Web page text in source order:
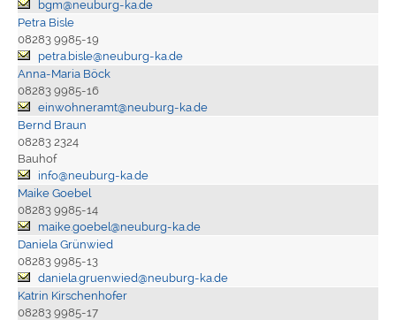
bgm@neuburg-ka.de
Petra Bisle
08283 9985-19
petra.bisle@neuburg-ka.de
Anna-Maria Böck
08283 9985-16
einwohneramt@neuburg-ka.de
Bernd Braun
08283 2324
Bauhof
info@neuburg-ka.de
Maike Goebel
08283 9985-14
maike.goebel@neuburg-ka.de
Daniela Grünwied
08283 9985-13
daniela.gruenwied@neuburg-ka.de
Katrin Kirschenhofer
08283 9985-17